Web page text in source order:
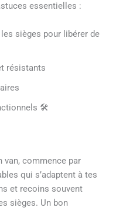
essentielles :
sièges pour libérer de
résistants
🛠️
van, commence par
qui s’adaptent à tes
et recoins souvent
sièges. Un bon